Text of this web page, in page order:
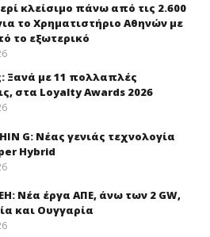
κλείσιμο πάνω από τις 2.600
το Χρηματιστήριο Αθηνών με
το εξωτερικό
Ξανά με 11 πολλαπλές
στα Loyalty Awards 2026
G: Νέας γενιάς τεχνολογία
Hybrid
Νέα έργα ΑΠΕ, άνω των 2 GW,
και Ουγγαρία